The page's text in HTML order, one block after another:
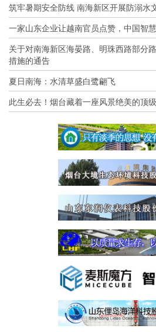
筑牢暑期安全防线 南海新区开展防溺水
一家山东企业让越南官员点赞，中国智
关于对南海新区海晏路、明珠西路部分
措施的通告
夏日南海：水清草盛白鹭翩飞
此生必去！烟台藏着一座风景绝美的顶